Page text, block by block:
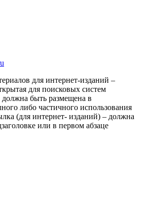
для интернет-изданий –
для поисковых систем
быть размещена в
либо частичного использования
(для интернет- изданий) – должна
или в первом абзаце